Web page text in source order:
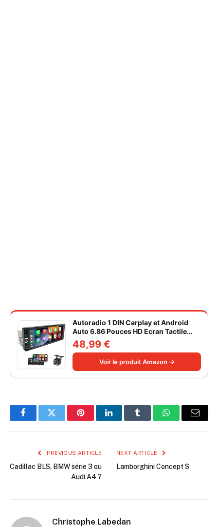
Autoradio 1 DIN Carplay et Android
Auto 6.86 Pouces HD Ecran Tactile
Poste Radio Voiture Soutien Lien
Miroir iOS/Android/Radio FM/USB/EQ
Autoradio Bluetooth Caméra de Recul
48,99 €
Voir le produit Amazon →
FacebookTwitter PinterestLinkedInTumblr WhatsAppEmail
PREVIOUS ARTICLE
Cadillac BLS, BMW série 3 ou
Audi A4 ?
NEXT ARTICLE
Lamborghini Concept S
Christophe Labedan